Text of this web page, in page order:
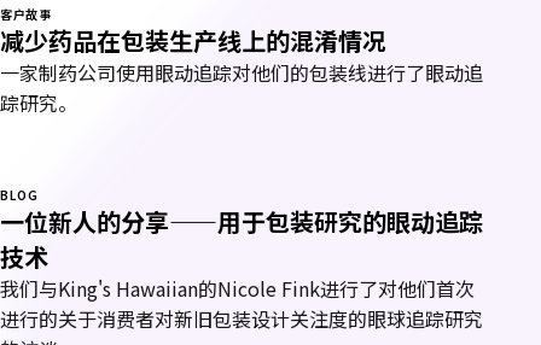
客户故事
减少药品在包装生产线上的混淆情况
一家制药公司使用眼动追踪对他们的包装线进行了眼动追
踪研究。
BLOG
一位新人的分享——用于包装研究的眼动追踪
技术
我们与King's Hawaiian的Nicole Fink进行了对他们首次
进行的关于消费者对新旧包装设计关注度的眼球追踪研究